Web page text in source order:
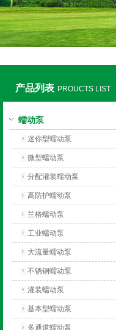
产品列表 PROUCTS LIST
蠕动泵
迷你型蠕动泵
微型蠕动泵
分配灌装蠕动泵
高防护蠕动泵
兰格蠕动泵
工业蠕动泵
大流量蠕动泵
不锈钢蠕动泵
灌装蠕动泵
基本型蠕动泵
多通道蠕动泵